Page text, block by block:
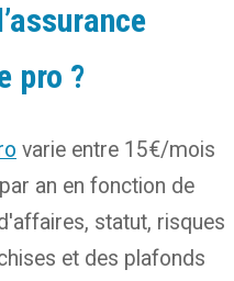
pro ?
varie entre 15€/mois
an en fonction de
statut, risques
et des plafonds